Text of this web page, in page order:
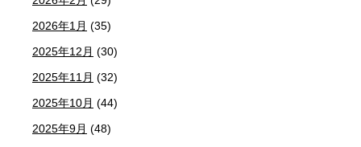
2026年1月 (35)
2025年12月 (30)
2025年11月 (32)
2025年10月 (44)
2025年9月 (48)